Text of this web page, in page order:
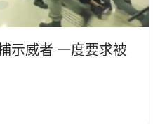
示威者 一度要求被